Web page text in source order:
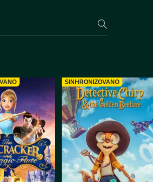
SINHRONIZOVANO